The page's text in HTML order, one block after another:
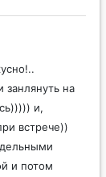
на
и,
встрече))
и потом